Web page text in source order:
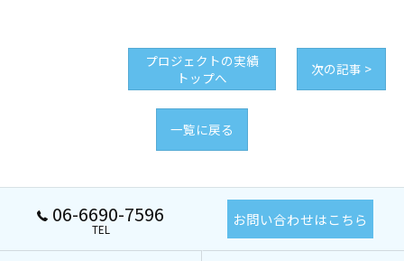
プロジェクトの実績
トップへ
次の記事 >
一覧に戻る
06-6690-7596
TEL
お問い合わせはこちら